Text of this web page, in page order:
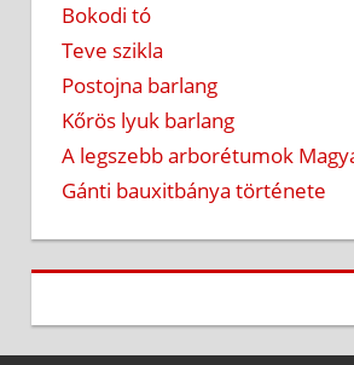
Bokodi tó
Teve szikla
Postojna barlang
Kőrös lyuk barlang
A legszebb arborétumok
Gánti bauxitbánya története